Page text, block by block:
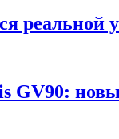
реальной
GV90: